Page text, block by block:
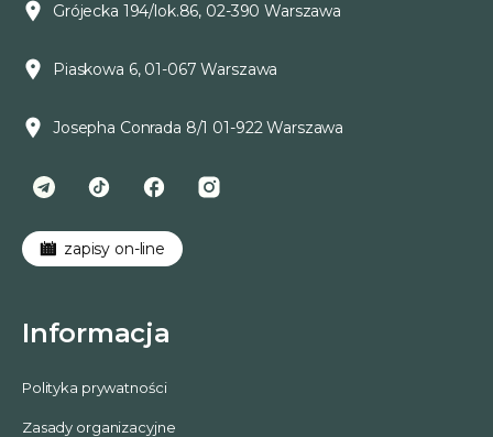
Informacja
Polityka prywatności
Zasady organizacyjne
Grójecka 194/lok.86, 02-390 Warszawa
Piaskowa 6, 01-067 Warszawa
Josepha Conrada 8/1 01-922 Warszawa
zapisy on-line